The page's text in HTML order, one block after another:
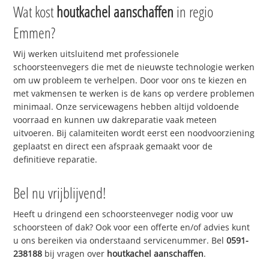
Wat kosthoutkachel aanschaffen in regio
Emmen?
Wij werken uitsluitend met professionele
schoorsteenvegers die met de nieuwste technologie werken
om uw probleem te verhelpen. Door voor ons te kiezen en
met vakmensen te werken is de kans op verdere problemen
minimaal. Onze servicewagens hebben altijd voldoende
voorraad en kunnen uw dakreparatie vaak meteen
uitvoeren. Bij calamiteiten wordt eerst een noodvoorziening
geplaatst en direct een afspraak gemaakt voor de
definitieve reparatie.
Bel nu vrijblijvend!
Heeft u dringend een schoorsteenveger nodig voor uw
schoorsteen of dak? Ook voor een offerte en/of advies kunt
u ons bereiken via onderstaand servicenummer. Bel0591-
238188 bij vragen over houtkachel aanschaffen.